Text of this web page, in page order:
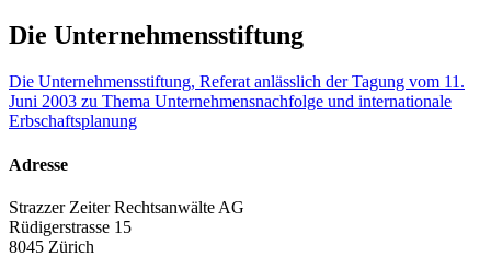
Die Unternehmensstiftung
Die Unternehmensstiftung, Referat anlässlich der Tagung vom 11.
Juni 2003 zu Thema Unternehmensnachfolge und internationale
Erbschaftsplanung
Adresse
Strazzer Zeiter Rechtsanwälte AG
Rüdigerstrasse 15
8045 Zürich